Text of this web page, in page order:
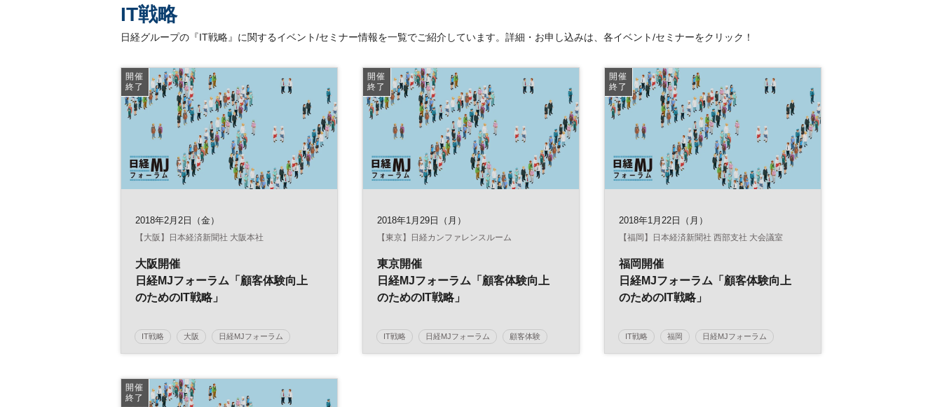
IT戦略
日経グループの『IT戦略』に関するイベント/セミナー情報を一覧でご紹介しています。詳細・お申し込みは、各イベント/セミナーをクリック！
開催
終了
2018年2月2日（金）
【大阪】日本経済新聞社 大阪本社
大阪開催
日経MJフォーラム「顧客体験向上
のためのIT戦略」
IT戦略 大阪 日経MJフォーラム
開催
終了
2018年1月29日（月）
【東京】日経カンファレンスルーム
東京開催
日経MJフォーラム「顧客体験向上
のためのIT戦略」
IT戦略 日経MJフォーラム 顧客体験
開催
終了
2018年1月22日（月）
【福岡】日本経済新聞社 西部支社 大会議室
福岡開催
日経MJフォーラム「顧客体験向上
のためのIT戦略」
IT戦略 福岡 日経MJフォーラム
開催
終了